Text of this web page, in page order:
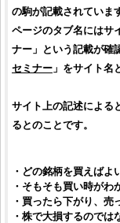
の駒が記載されていま
ページのタブ名にはサ
ナー 」という記載が確
セミナー 」をサイト名
サイト上の記述による
るとのことです。
・どの銘柄を買えばよ
・そもそも買い時がわ
・買ったら下がり、
・ 株で大損するのでは